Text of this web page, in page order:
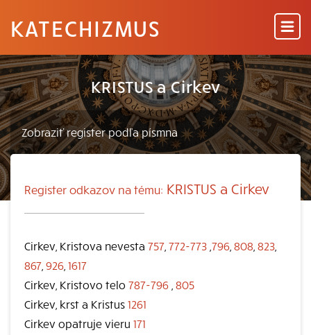
KATECHIZMUS
KRISTUS a Cirkev
Register odkazov na tému: KRISTUS a Cirkev
Cirkev, Kristova nevesta 757 772-773 796 808 823
867 926 1617
Cirkev, Kristovo telo 787-796 805
Cirkev, krst a Kristus 1261
Cirkev opatruje vieru 171